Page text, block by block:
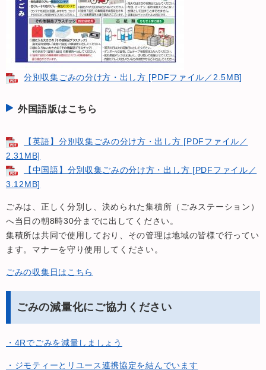
分別収集ごみの分け方・出し方 [PDFファイル／2.5MB]
外国語版はこちら
【英語】分別収集ごみの分け方・出し方 [PDFファイル／
2.31MB]
【中国語】分別収集ごみの分け方・出し方 [PDFファイル／
3.12MB]
ごみは、正しく分別し、決められた集積所（ごみステーション）
へ当日の朝8時30分までに出してください。
集積所は共同で使用しており、その管理は地域の皆様で行ってい
ます。マナーを守り使用してください。
ごみの収集日はこちら
ごみの減量化にご協力ください
・4Rでごみを減量しましょう
・ジモティーとリユース連携協定を結んでいます